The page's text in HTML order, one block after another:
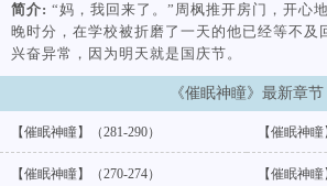
简介: “妈，我回来了。”周枫推开房门，开心
晚时分，在学校被折磨了一天的他已经等不及
兴奋异常，因为明天就是国庆节。
《催眠神瞳》最新章节
【催眠神瞳】（281-290） 【催眠神瞳
【催眠神瞳】（270-274） 【催眠神瞳